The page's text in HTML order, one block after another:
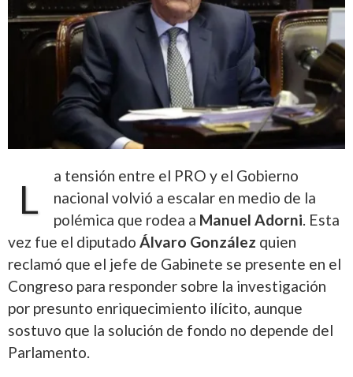
L
a tensión entre el PRO y el Gobierno
nacional volvió a escalar en medio de la
polémica que rodea a Manuel Adorni. Esta
vez fue el diputado Álvaro González quien
reclamó que el jefe de Gabinete se presente en el
Congreso para responder sobre la investigación
por presunto enriquecimiento ilícito, aunque
sostuvo que la solución de fondo no depende del
Parlamento.